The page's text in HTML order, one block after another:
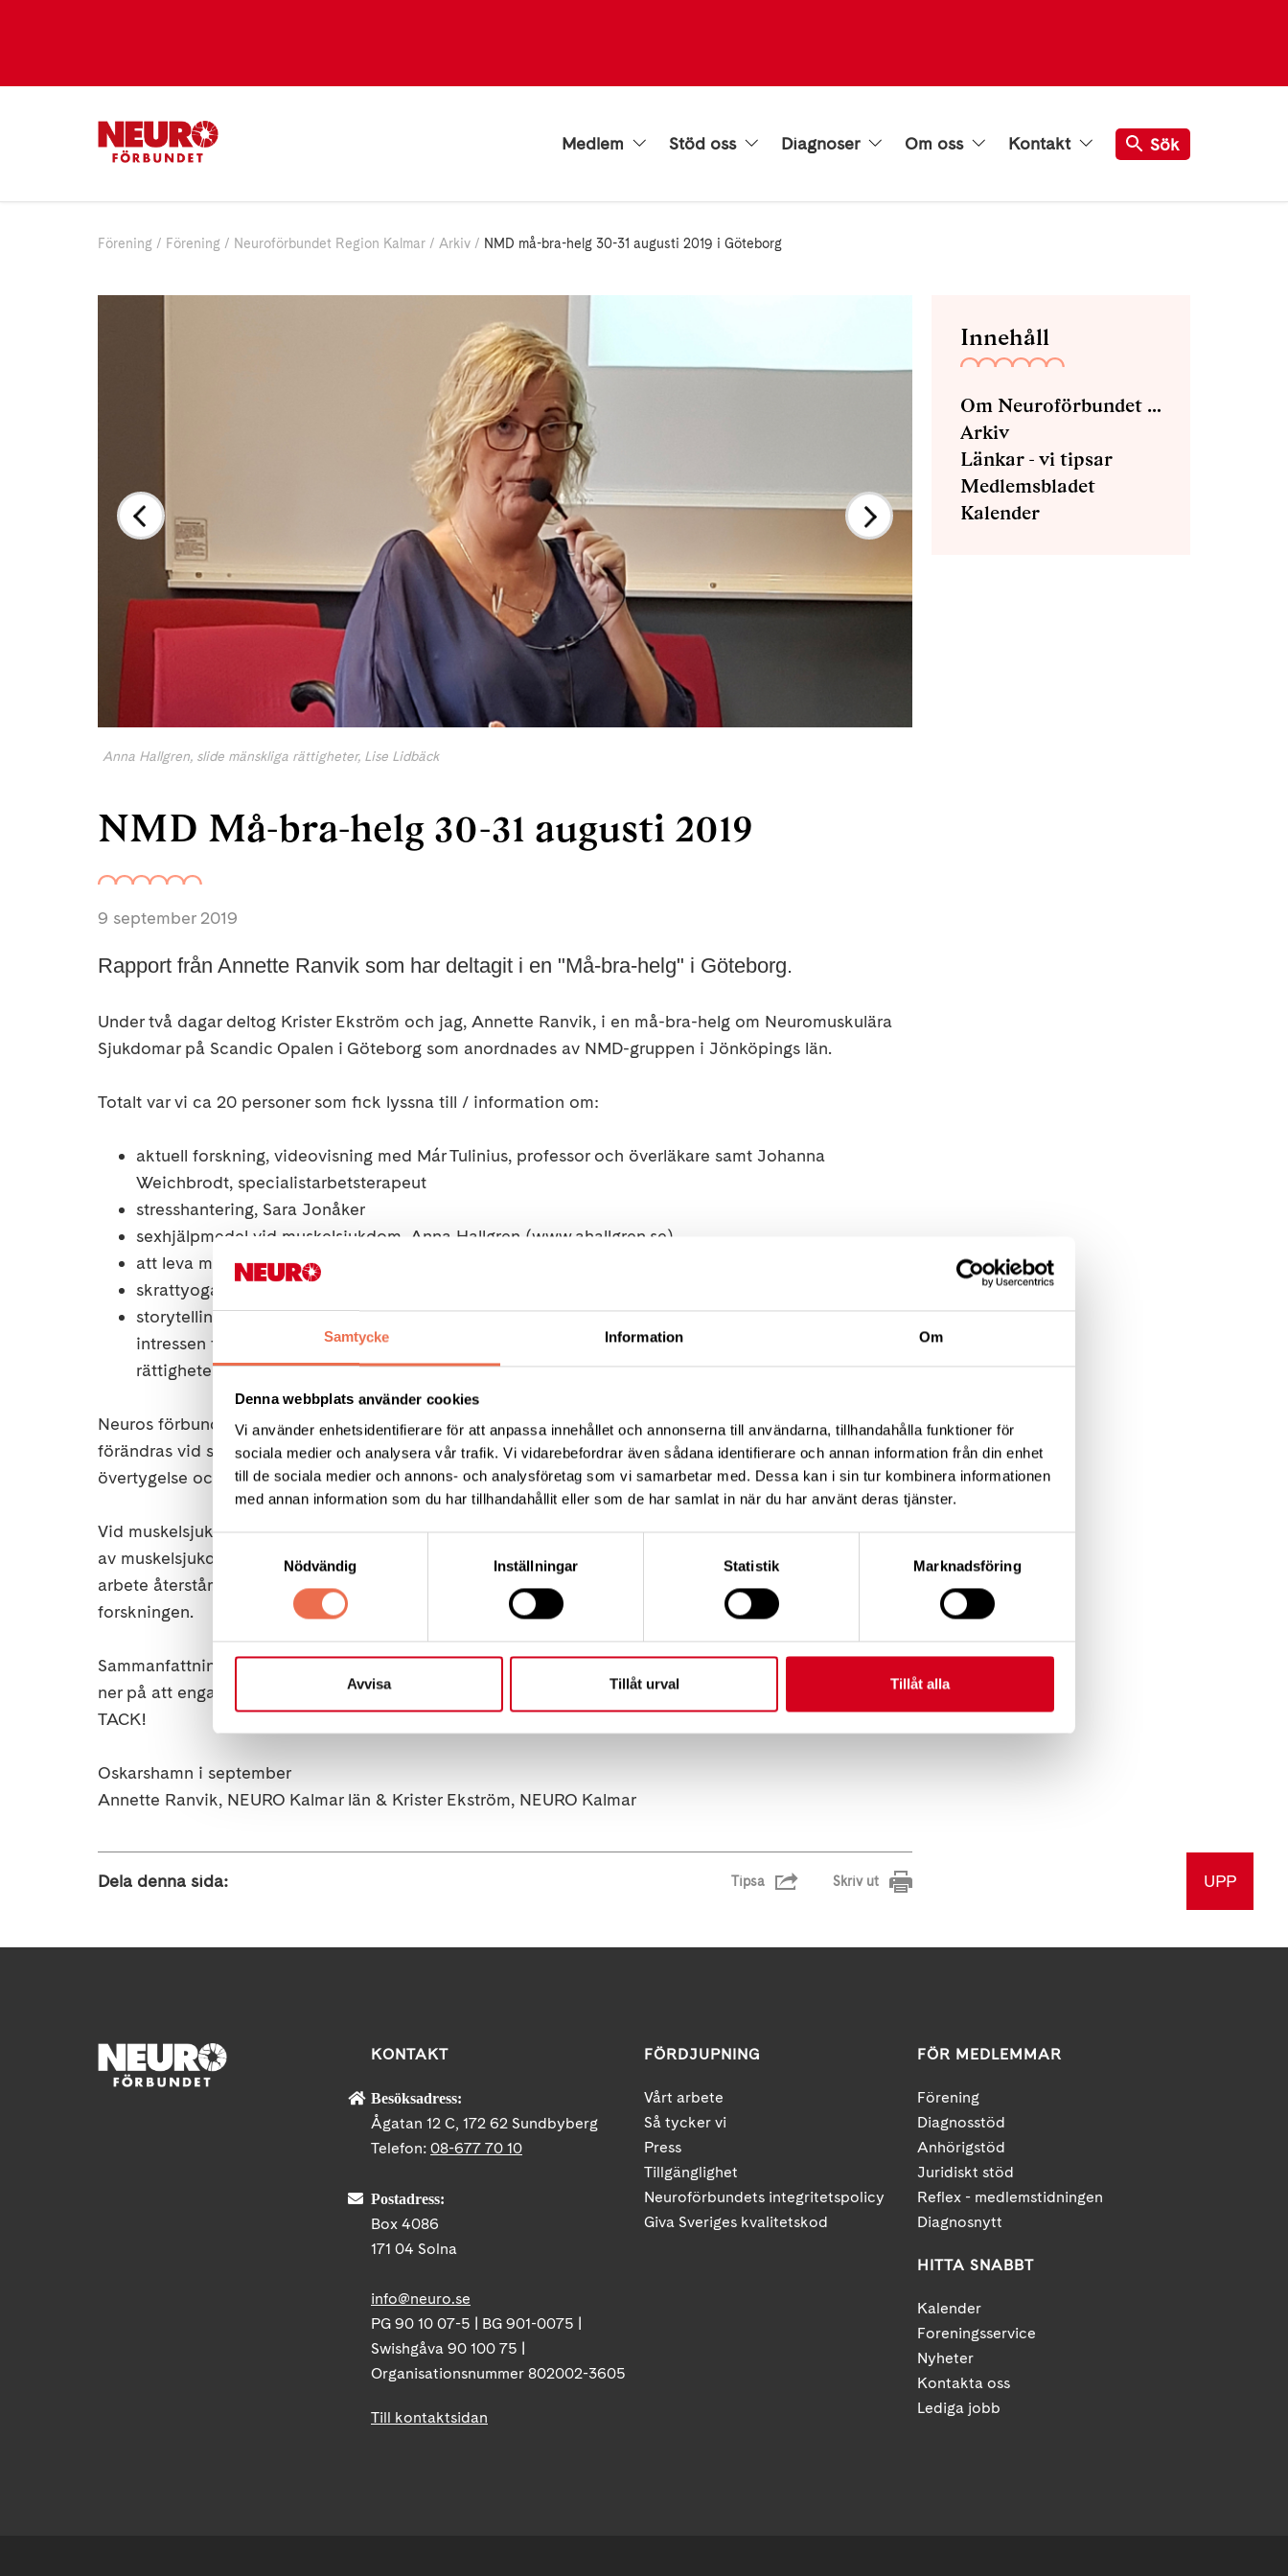
Samtycke Information Om
Denna webbplats använder cookies
Vi använder enhetsidentifierare för att anpassa innehållet och annonserna till användarna, tillhandahålla funktioner för
sociala medier och analysera vår trafik. Vi vidarebefordrar även sådana identifierare och annan information från din enhet
till de sociala medier och annons- och analysföretag som vi samarbetar med. Dessa kan i sin tur kombinera informationen
med annan information som du har tillhandahållit eller som de har samlat in när du har använt deras tjänster.
Nödvändig
Inställningar Statistik Marknadsföring
Avvisa Tillåt urval Tillåt alla
Medlem Stöd oss Diagnoser Om oss Kontakt Sök
Förening Förening Neuroförbundet Region Kalmar Arkiv NMD må-bra-helg 30-31 augusti 2019 i Göteborg
Anna Hallgren, slide mänskliga rättigheter, Lise Lidbäck
NMD Må-bra-helg 30-31 augusti 2019
9 september 2019
Rapport från Annette Ranvik som har deltagit i en "Må-bra-helg" i Göteborg.
Under två dagar deltog Krister Ekström och jag, Annette Ranvik, i en må-bra-helg om Neuromuskulära
Sjukdomar på Scandic Opalen i Göteborg som anordnades av NMD-gruppen i Jönköpings län.
Totalt var vi ca 20 personer som fick lyssna till / information om:
aktuell forskning, videovisning med Már Tulinius, professor och överläkare samt Johanna
Weichbrodt, specialistarbetsterapeut
stresshantering, Sara Jonåker
sexhjälpmedel vid muskelsjukdom, Anna Hallgren (www.ahallgren.se)
att leva med muskelsjukdom, Ulrika Edofsson, arbetsterapeut
skrattyoga, Lili-Ann Kleén (www.halsohornan.com)
storytelling bland annat om hur viktigt det är att ha bra assistenter med humor och som delar ens
intressen för ett gott liv. Att inte låta funktionshindret begränsa sig. Det talades om våra
rättigheter/nödvändigheter.
Neuros förbundsordförande Lise Lidbäck berättade om sin familj och släkt och hur livet plötsligt kan
förändras vid sjukdom. Lise berättade även om sin väg för att få korrekt diagnos. Tack vare sin egen
övertygelse och envishet samt forskningens framsteg, fick hon slutligen besked.
Vid muskelsjukdom är det något fel i den motoriska enheten och det finns mellan 600-800 olika former
av muskelsjukdomar. Det pågår flera framgångsrika behandlingar av muskelsjukdomar, men mycket
arbete återstår. Muskeldystrofi- grupperna är intressanta för läkemedelsföretagen och därmed för
forskningen.
Sammanfattningsvis är vi väldigt nöjda med programmet och tackar de ansvariga för allt arbete de lagt
ner på att engagera bra föreläsare. Hotellet hade bra anpassade rum och bjöd på väldigt god mat.
TACK!
Oskarshamn i september
Annette Ranvik, NEURO Kalmar län & Krister Ekström, NEURO Kalmar
Dela denna sida: Tipsa Skriv ut
Innehåll
Om Neuroförbundet Region Kalmar
Arkiv
Länkar - vi tipsar
Medlemsbladet
Kalender
UPP
KONTAKT
Besöksadress:
Ågatan 12 C, 172 62 Sundbyberg
Telefon: 08-677 70 10
Postadress:
Box 4086
171 04 Solna
info@neuro.se
PG 90 10 07-5 | BG 901-0075 |
Swishgåva 90 100 75 |
Organisationsnummer 802002-3605
Till kontaktsidan
FÖRDJUPNING
Vårt arbete
Så tycker vi
Press
Tillgänglighet
Neuroförbundets integritetspolicy
Giva Sveriges kvalitetskod
FÖR MEDLEMMAR
Förening
Diagnosstöd
Anhörigstöd
Juridiskt stöd
Reflex - medlemstidningen
Diagnosnytt
HITTA SNABBT
Kalender
Foreningsservice
Nyheter
Kontakta oss
Lediga jobb